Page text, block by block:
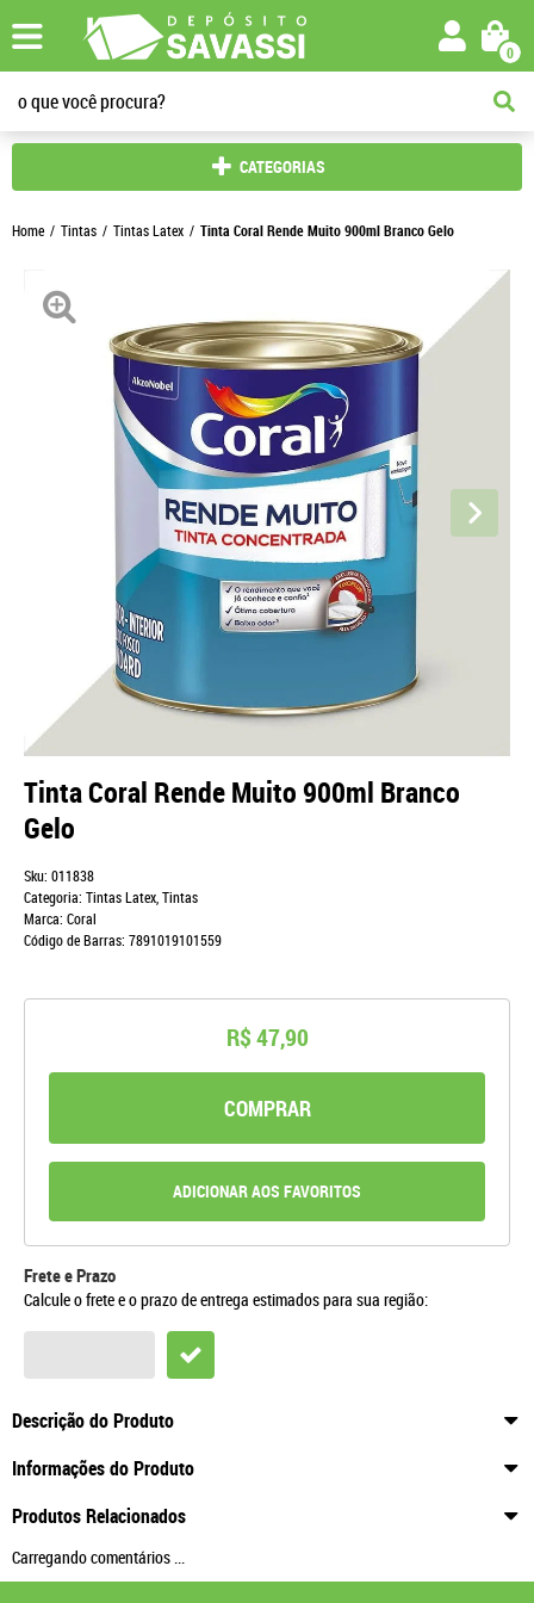
0
CATEGORIAS
Home Tintas Tintas Latex Tinta Coral Rende Muito 900ml Branco Gelo
Tinta Coral Rende Muito 900ml Branco
Gelo
Sku: 011838
Categoria: Tintas Latex,Tintas
Marca: Coral
Código de Barras: 7891019101559
R$ 47,90
COMPRAR
ADICIONAR AOS FAVORITOS
Frete e Prazo
Calcule o frete e o prazo de entrega estimados para sua região:
Descrição do Produto
Informações do Produto
Produtos Relacionados
Carregando comentários ...